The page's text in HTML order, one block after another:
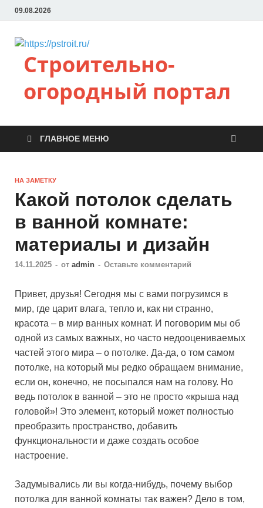
09.08.2026
Строительно-
огородный портал
ГЛАВНОЕ МЕНЮ
НА ЗАМЕТКУ
Какой потолок сделать
в ванной комнате:
материалы и дизайн
14.11.2025 - от admin - Оставьте комментарий
Привет, друзья! Сегодня мы с вами погрузимся в
мир, где царит влага, тепло и, как ни странно,
красота – в мир ванных комнат. И поговорим мы об
одной из самых важных, но часто недооцениваемых
частей этого мира – о потолке. Да-да, о том самом
потолке, на который мы редко обращаем внимание,
если он, конечно, не посыпался нам на голову. Но
ведь потолок в ванной – это не просто «крыша над
головой»! Это элемент, который может полностью
преобразить пространство, добавить
функциональности и даже создать особое
настроение.
Задумывались ли вы когда-нибудь, почему выбор
потолка для ванной комнаты так важен? Дело в том,